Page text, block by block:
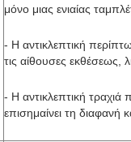
μόνο μιας ενιαίας
- Η αντικλεπτική
τις αίθουσες εκθέσεως,
- Η αντικλεπτική
επισημαίνει τη διαφανή